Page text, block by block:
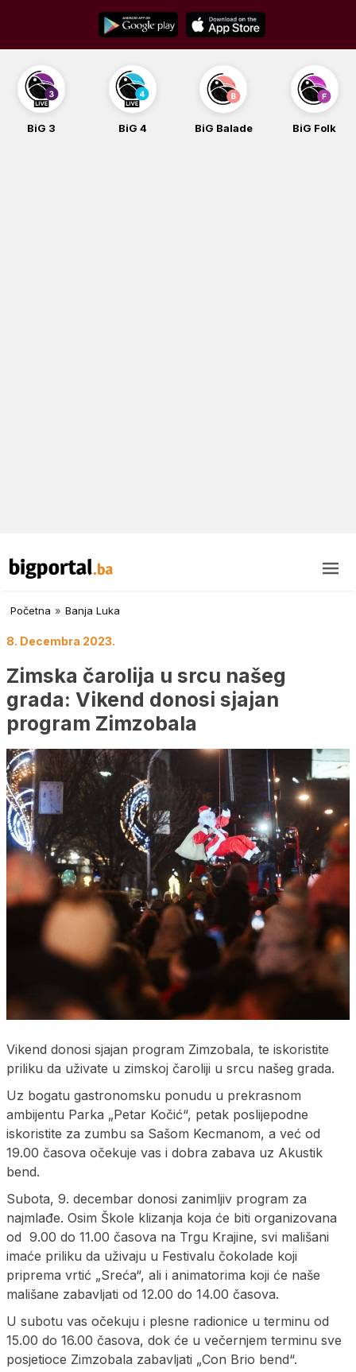
content
BiG 3 BiG 4 BiG Balade BiG Folk
Početna » Banja Luka
8. Decembra 2023.
Zimska čarolija u srcu našeg
grada: Vikend donosi sjajan
program Zimzobala
Vikend donosi sjajan program Zimzobala, te iskoristite
priliku da uživate u zimskoj čaroliji u srcu našeg grada.
Uz bogatu gastronomsku ponudu u prekrasnom
ambijentu Parka „Petar Kočić“, petak poslijepodne
iskoristite za zumbu sa Sašom Kecmanom, a već od
19.00 časova očekuje vas i dobra zabava uz Akustik
bend.
Subota, 9. decembar donosi zanimljiv program za
najmlađe. Osim Škole klizanja koja će biti organizovana
od 9.00 do 11.00 časova na Trgu Krajine, svi mališani
imaće priliku da uživaju u Festivalu čokolade koji
priprema vrtić „Sreća“, ali i animatorima koji će naše
mališane zabavljati od 12.00 do 14.00 časova.
U subotu vas očekuju i plesne radionice u terminu od
15.00 do 16.00 časova, dok će u večernjem terminu sve
posjetioce Zimzobala zabavljati „Con Brio bend“.